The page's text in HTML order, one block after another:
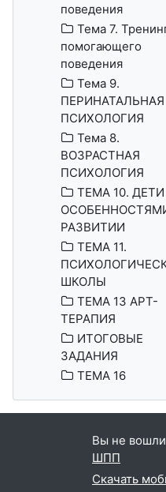
поведения
Тема 7.
помогающего
поведения
Тема 9.
ПЕРИНАТАЛЬНАЯ
ПСИХОЛОГИЯ
Тема 8.
ВОЗРАСТНАЯ
ПСИХОЛОГИЯ
ТЕМА 10.
РАЗВИТИИ
ТЕМА 11.
ШКОЛЫ
ТЕМА 13 АРТ-
ТЕРАПИЯ
ИТОГОВЫЕ
ЗАДАНИЯ
ТЕМА 16
Вы не
ШПП
Скачать